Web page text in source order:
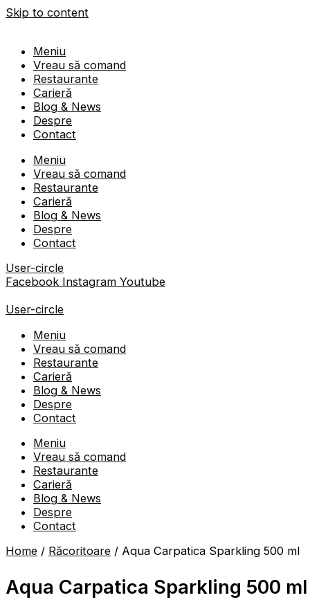
Skip to content
Meniu
Vreau să comand
Restaurante
Carieră
Blog & News
Despre
Contact
Meniu
Vreau să comand
Restaurante
Carieră
Blog & News
Despre
Contact
User-circle
Facebook Instagram Youtube
User-circle
Meniu
Vreau să comand
Restaurante
Carieră
Blog & News
Despre
Contact
Meniu
Vreau să comand
Restaurante
Carieră
Blog & News
Despre
Contact
Home / Răcoritoare / Aqua Carpatica Sparkling 500 ml
Aqua Carpatica Sparkling 500 ml